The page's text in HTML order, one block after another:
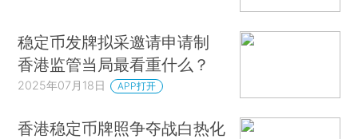
稳定币发牌拟采邀请申请制
香港监管当局最看重什么？
2025年07月18日 APP打开
香港稳定币牌照争夺战白热化